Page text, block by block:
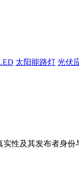
太阳能路灯 光伏
性及其发布者身